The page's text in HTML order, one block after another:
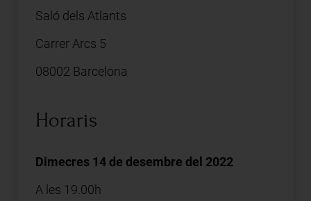
Saló dels Atlants
Carrer Arcs 5
08002 Barcelona
Horaris
Dimecres 14 de desembre del 2022
A les 19.00h